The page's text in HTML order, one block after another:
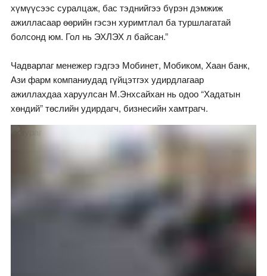
хүмүүсээс суралцаж, бас тэднийгээ бүрэн дэмжиж
ажилласаар өөрийн гэсэн хуримтлал ба туршлагатай
болсонд юм. Гол нь ЭХЛЭХ л байсан.”
Чадварлаг менежер гэдгээ Мобинет, Мобиком, Хаан банк,
Ази фарм компаниудад гүйцэтгэх удирдлагаар
ажиллахдаа харуулсан М.Энхсайхан нь одоо “Хадатын
хөндий” төслийн удирдагч, бизнесийн хамтрагч.